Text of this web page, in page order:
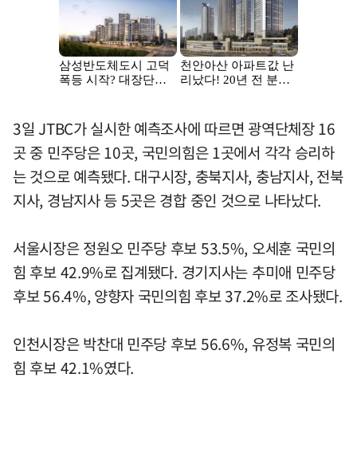
3일 JTBC가 실시한 예측조사에 따르면 광역단체장 16
곳 중 민주당은 10곳, 국민의힘은 1곳에서 각각 승리하
는 것으로 예측됐다. 대구시장, 충북지사, 충남지사, 전북
지사, 경남지사 등 5곳은 경합 중인 것으로 나타났다.
서울시장은 정원오 민주당 후보 53.5%, 오세훈 국민의
힘 후보 42.9%로 집계됐다. 경기지사는 추미애 민주당
후보 56.4%, 양향자 국민의힘 후보 37.2%로 조사됐다.
인천시장은 박찬대 민주당 후보 56.6%, 유정복 국민의
힘 후보 42.1%였다.